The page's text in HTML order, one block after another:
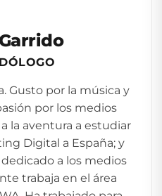
Gusto por la música y
por los medios
la aventura a estudiar
Digital a España; y
a los medios
trabaja en el área